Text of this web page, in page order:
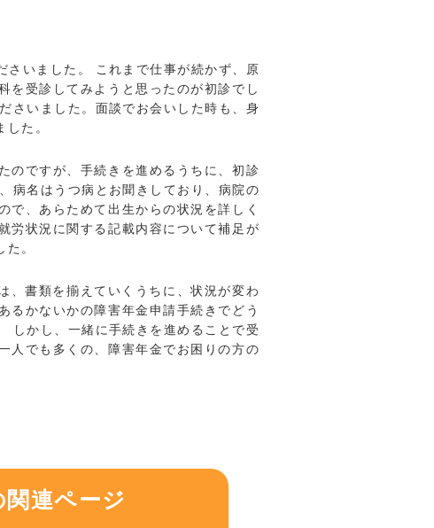
さいました。 これまで仕事が続かず、原
を受診してみようと思ったのが初診でし
さいました。面談でお会いした時も、身
た。
のですが、手続きを進めるうちに、初診
病名はうつ病とお聞きしており、病院の
、あらためて出生からの状況を詳しく
労状況に関する記載内容について補足が
。
、書類を揃えていくうちに、状況が変わ
るかないかの障害年金申請手続きでどう
しかし、一緒に手続きを進めることで受
人でも多くの、障害年金でお困りの方の
連ページ